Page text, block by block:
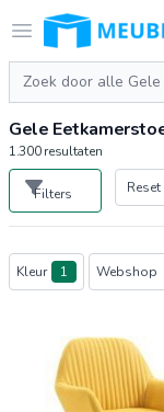
Open menu
Logo
Zoeken
Gele
1.300resultaten
Filters
Producten
Kleur 1 Webshop